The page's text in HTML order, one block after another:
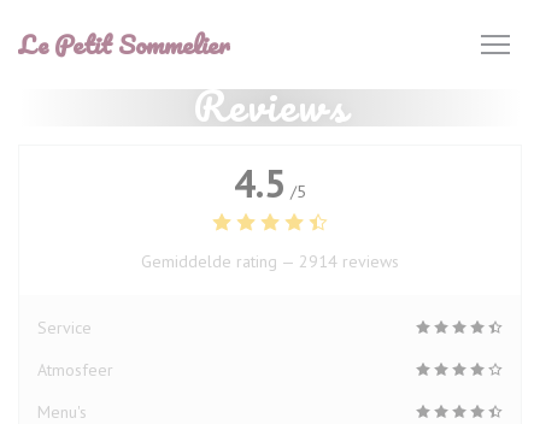
Le Petit Sommelier
Reviews
4.5 /5
Gemiddelde rating — 2914 reviews
Service
Atmosfeer
Menu's